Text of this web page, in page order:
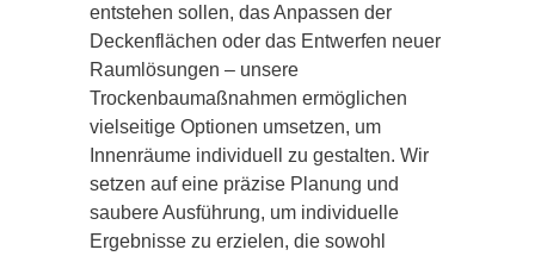
entstehen sollen, das Anpassen der
Deckenflächen oder das Entwerfen neuer
Raumlösungen – unsere
Trockenbaumaßnahmen ermöglichen
vielseitige Optionen umsetzen, um
Innenräume individuell zu gestalten. Wir
setzen auf eine präzise Planung und
saubere Ausführung, um individuelle
Ergebnisse zu erzielen, die sowohl